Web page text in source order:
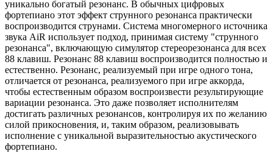
уникально богатый резонанс. В обычных цифровых
фортепиано этот эффект струнного резонанса практически
воспроизводится струнами. Система многомерного источника
звука AiR использует подход, принимая систему "струнного
резонанса", включающую симулятор стереорезонанса для всех
88 клавиш. Резонанс 88 клавиш воспроизводится полностью и
естественно. Резонанс, реализуемый при игре одного тона,
отличается от резонанса, реализуемого при игре аккорда,
чтобы естественным образом воспроизвести результирующие
вариации резонанса. Это даже позволяет исполнителям
достигать различных резонансов, контролируя их по желанию
силой прикосновения, и, таким образом, реализовывать
исполнение с уникальной выразительностью акустического
фортепиано.